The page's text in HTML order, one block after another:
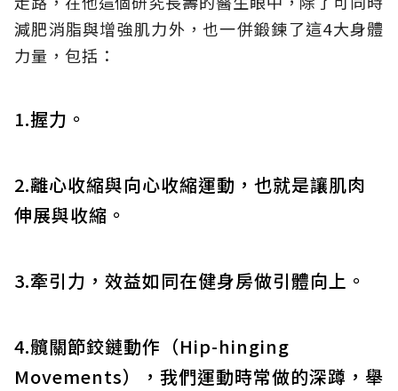
減肥消脂與增強肌力外，也一併鍛鍊了這4大身體
力量，包括：
1.握力。
2.離心收縮與向心收縮運動，也就是讓肌肉
伸展與收縮。
3.牽引力，效益如同在健身房做引體向上。
4.髖關節鉸鏈動作（Hip-hinging
Movements），我們運動時常做的深蹲，舉